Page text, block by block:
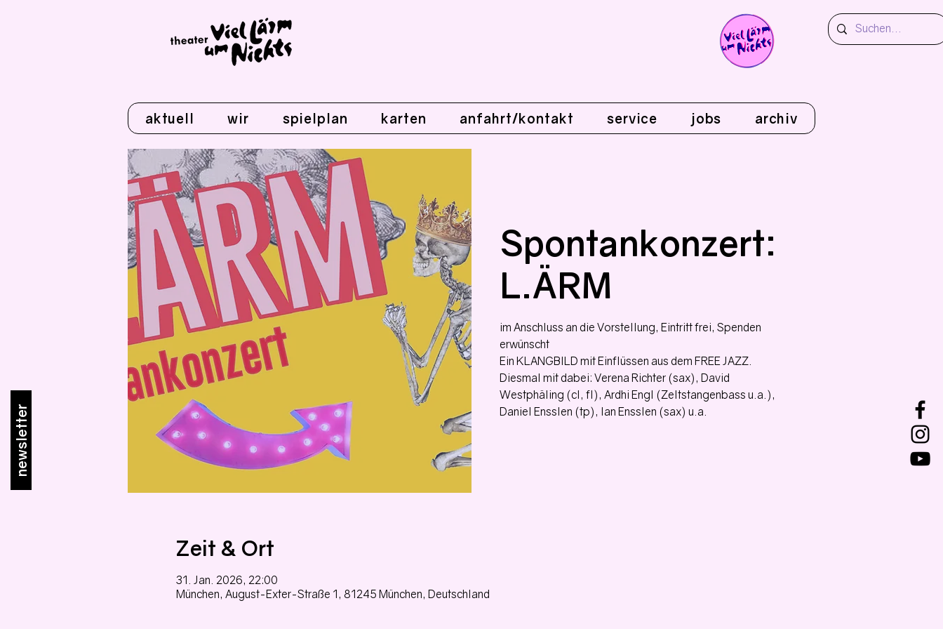
aktuell wir spielplan karten anfahrt/kontakt service jobs archiv
newsletter
Spontankonzert:
L.ÄRM
im Anschluss an die Vorstellung, Eintritt frei, Spenden
erwünscht
Ein KLANGBILD mit Einflüssen aus dem FREE JAZZ.
Diesmal mit dabei: Verena Richter (sax), David
Westphäling (cl, fl), Ardhi Engl (Zeltstangenbass u.a.),
Daniel Ensslen (tp), Ian Ensslen (sax) u.a.
Zeit & Ort
31. Jan. 2026, 22:00
München, August-Exter-Straße 1, 81245 München, Deutschland